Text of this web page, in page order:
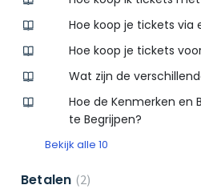
Hoe koop je tickets via
Hoe koop je tickets
Wat zijn de
Hoe de Kenmerken en
te Begrijpen?
Bekijk alle 10
Betalen 2